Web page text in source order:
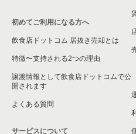
初めてご利用になる方へ
飲食店ドットコム 居抜き売却とは
特徴〜支持される2つの理由
譲渡情報として飲食店ドットコムで公
開されます
よくある質問
サービスについて